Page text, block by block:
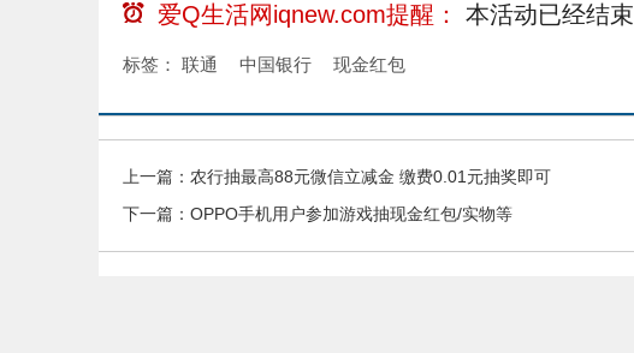
爱Q生活网iqnew.com提醒： 本活动已经结束
标签： 联通 中国银行 现金红包
上一篇： 农行抽最高88元微信立减金 缴费0.01元抽奖即可
下一篇： OPPO手机用户参加游戏抽现金红包/实物等